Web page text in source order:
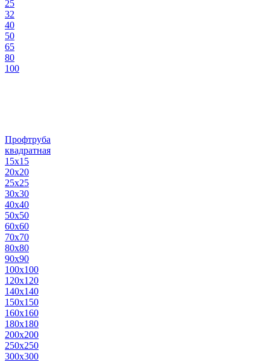
25
32
40
50
65
80
100
Профтруба
квадратная
15х15
20х20
25х25
30х30
40х40
50х50
60х60
70х70
80х80
90х90
100х100
120х120
140х140
150х150
160х160
180х180
200х200
250х250
300х300